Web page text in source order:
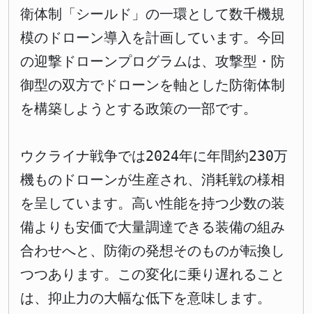
衛体制「シールド」の一環として数千機規
模のドローン導入を計画しています。今回
の迎撃ドローンプログラムは、攻撃型・防
御型の双方でドローンを軸とした防衛体制
を構築しようとする政策の一部です。
ウクライナ戦争では2024年に年間約230万
機ものドローンが生産され、消耗戦の様相
を呈しています。高い性能を持つ少数の装
備よりも安価で大量調達できる装備の組み
合わせへと、防衛の発想そのものが転換し
つつあります。この変化に乗り遅れること
は、抑止力の大幅な低下を意味します。